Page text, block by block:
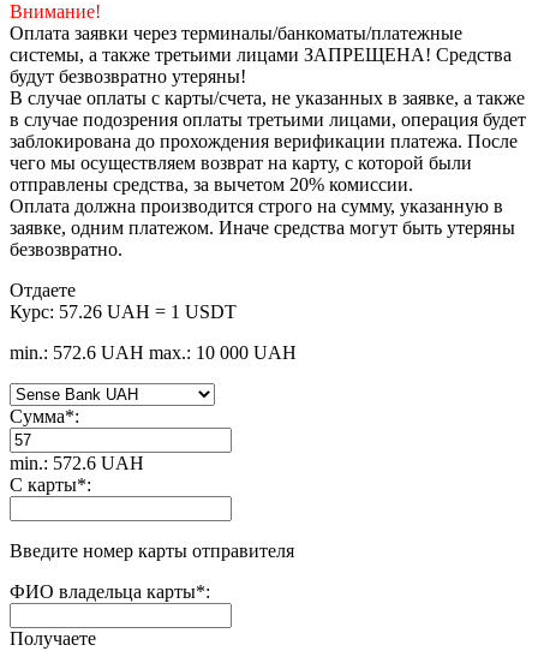
Внимание!
Оплата заявки через терминалы/банкоматы/платежные
системы, а также третьими лицами ЗАПРЕЩЕНА! Средства
будут безвозвратно утеряны!
В случае оплаты с карты/счета, не указанных в заявке, а также
в случае подозрения оплаты третьими лицами, операция будет
заблокирована до прохождения верификации платежа. После
чего мы осуществляем возврат на карту, с которой были
отправлены средства, за вычетом 20% комиссии.
Оплата должна производится строго на сумму, указанную в
заявке, одним платежом. Иначе средства могут быть утеряны
безвозвратно.
Отдаете
Курс: 57.26 UAH = 1 USDT
min.: 572.6 UAH max.: 10 000 UAH
Сумма*:
min.: 572.6 UAH
С карты*:
Введите номер карты отправителя
ФИО владельца карты*:
Получаете